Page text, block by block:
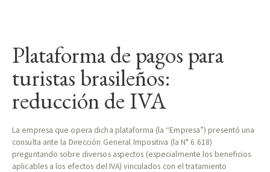
Plataforma de pagos para
turistas brasileños:
reducción de IVA
La empresa que opera dicha plataforma (la “Empresa”) presentó una
consulta ante la Dirección General Impositiva (la N° 6.618)
preguntando sobre diversos aspectos (especialmente los beneficios
aplicables a los efectos del IVA) vinculados con el tratamiento